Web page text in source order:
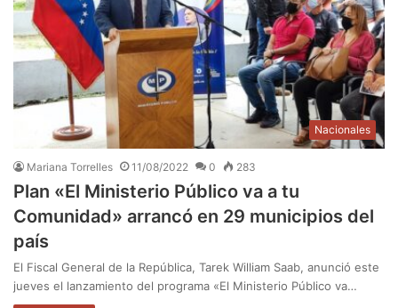
Nacionales
Mariana Torrelles 11/08/2022 0 283
Plan «El Ministerio Público va a tu
Comunidad» arrancó en 29 municipios del
país
El Fiscal General de la República, Tarek William Saab, anunció este
jueves el lanzamiento del programa «El Ministerio Público va…